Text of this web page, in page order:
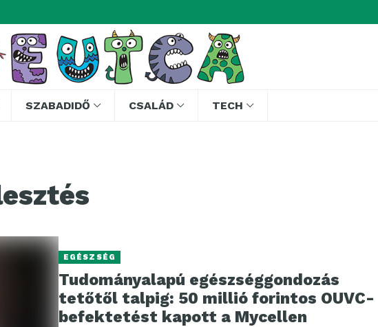
SZABADIDŐ CSALÁD TECH
EGÉSZSÉG
Tudományalapú egészséggondozás
tetőtől talpig: 50 millió forintos OUVC-
befektetést kapott a Mycellen